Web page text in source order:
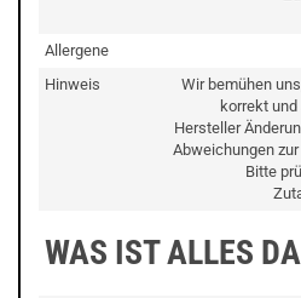
Allergene
Hinweis
Wir bemühen
korrekt
Hersteller
Abweichungen
Bitte
WAS IST ALLES